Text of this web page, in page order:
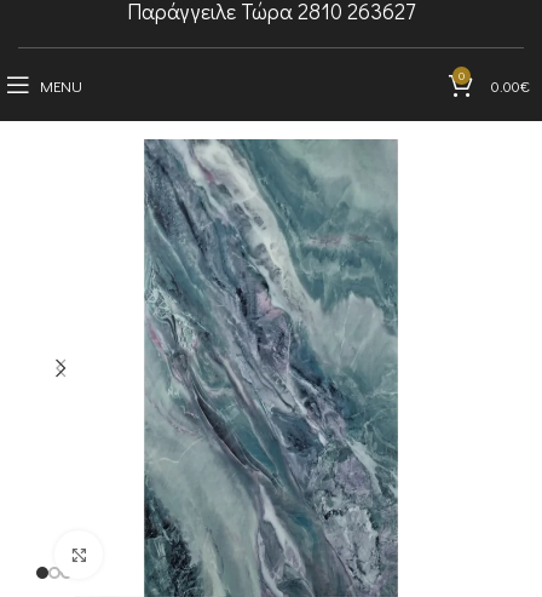
Παράγγειλε Τώρα 2810 263627
MENU 0 0.00€
Click to enlarge